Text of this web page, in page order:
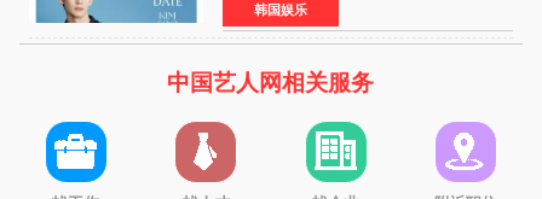
Asia（MOA）竞技场举行，预计规模达2万人。
这也是金秀贤自去年陷
韩国娱乐
中国艺人网相关服务